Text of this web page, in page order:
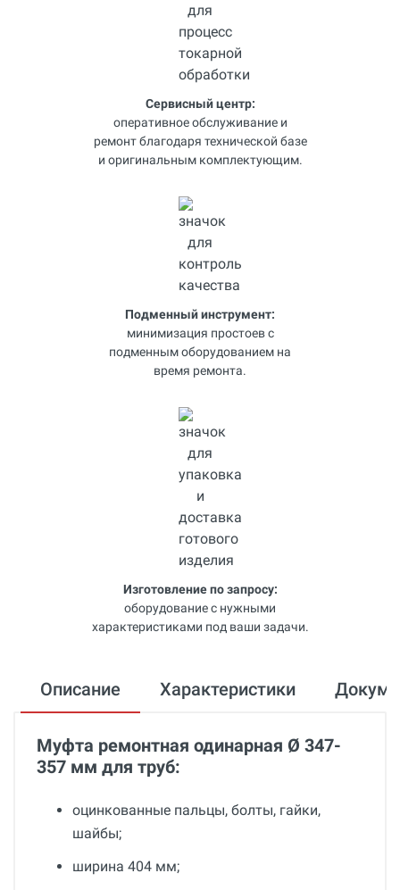
Сервисный центр:
оперативное обслуживание и
ремонт благодаря технической базе
и оригинальным комплектующим.
Подменный инструмент:
минимизация простоев с
подменным оборудованием на
время ремонта.
Изготовление по запросу:
оборудование с нужными
характеристиками под ваши задачи.
Описание Характеристики
Муфта ремонтная одинарная Ø 347-
357 мм для труб:
оцинкованные пальцы, болты, гайки,
шайбы;
ширина 404 мм;